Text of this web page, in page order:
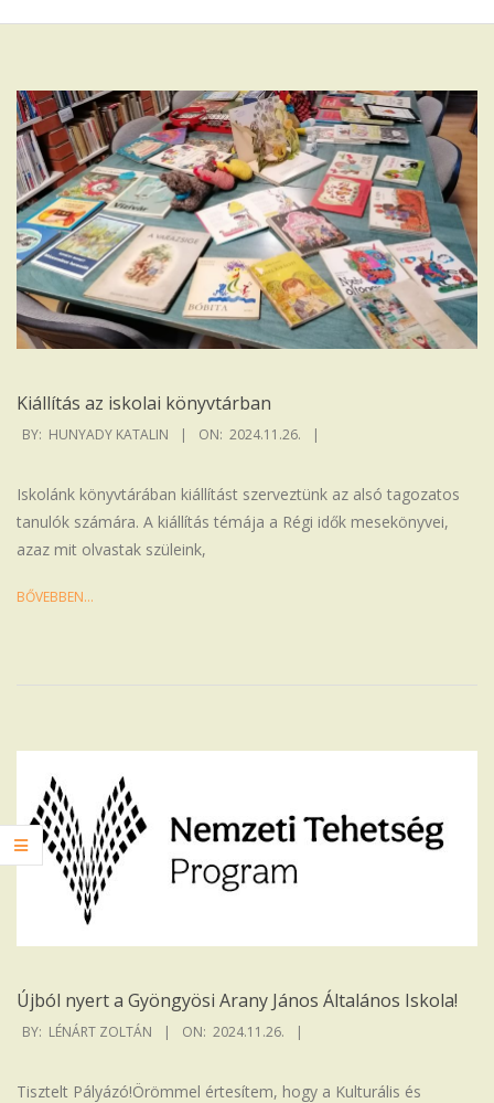
Iskola
Kiállítás az iskolai könyvtárban
2024-
26
BY: HUNYADY KATALIN ON: 2024.11.26.
Iskolánk könyvtárában kiállítást szerveztünk az alsó tagozatos
tanulók számára. A kiállítás témája a Régi idők mesekönyvei,
azaz mit olvastak szüleink,
BŐVEBBEN…
Újból nyert a Gyöngyösi Arany János Általános Iskola!
2024-
BY: LÉNÁRT ZOLTÁN ON: 2024.11.26.
Tisztelt Pályázó!Örömmel értesítem, hogy a Kulturális és